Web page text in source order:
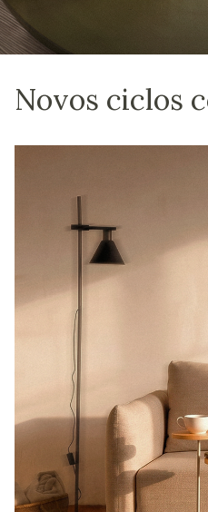
Novos ciclos